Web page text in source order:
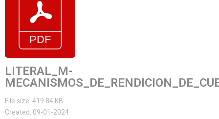
LITERAL_M-
File size: 419.84 KB
Created: 09-01-2024